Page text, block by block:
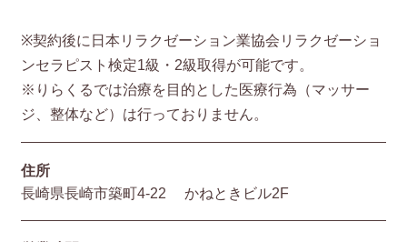
※契約後に日本リラクゼーション業協会リラクゼーショ
ンセラピスト検定1級・2級取得が可能です。
※りらくるでは治療を目的とした医療行為（マッサー
ジ、整体など）は行っておりません。
住所
長崎県長崎市築町4-22 かねときビル2F